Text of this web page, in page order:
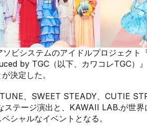
ビシステムのアイドルプロジェクト
by TGC（以下、カワコレTGC）
決定した。
、SWEET STEADY、CUTIE
テージ演出と、KAWAII LAB.が世界
シャルなイベントとなる。